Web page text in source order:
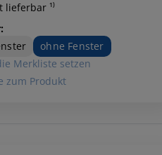
lieferbar ¹⁾
ohne Fenster
Merkliste setzen
zum Produkt